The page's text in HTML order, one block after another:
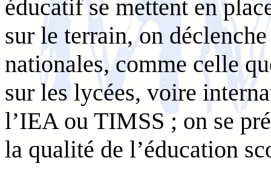
éducatif se mettent en
sur le terrain, on
nationales, comme celle
sur les lycées, voire
l’IEA ou TIMSS ; on se
la qualité de l’éducation